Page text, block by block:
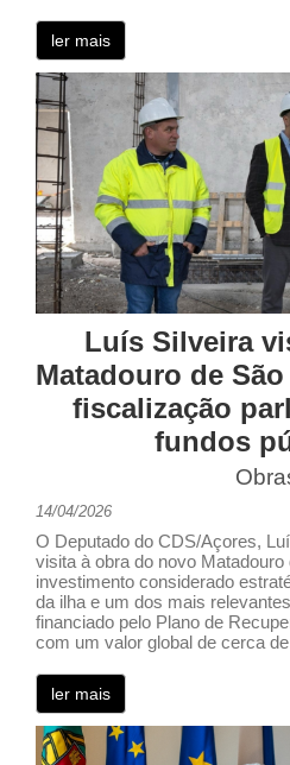
ler mais
Luís Silveira
Matadouro de
fiscalização
fundos
14/04/2026
O Deputado do CDS/Açores,
visita à obra do novo Matadouro
investimento considerado
da ilha e um dos mais
financiado pelo Plano de
com um valor global de cerca
ler mais